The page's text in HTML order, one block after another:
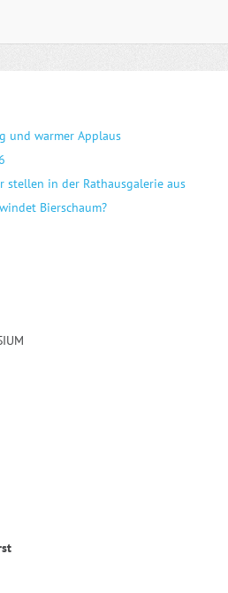
und warmer Applaus
stellen in der Rathausgalerie aus
Bierschaum?